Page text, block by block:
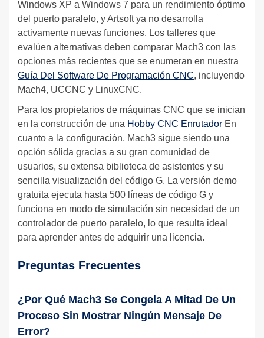
Windows XP a Windows 7 para un rendimiento óptimo
del puerto paralelo, y Artsoft ya no desarrolla
activamente nuevas funciones. Los talleres que
evalúen alternativas deben comparar Mach3 con las
opciones más recientes que se enumeran en nuestra
Guía Del Software De Programación CNC, incluyendo
Mach4, UCCNC y LinuxCNC.
Para los propietarios de máquinas CNC que se inician
en la construcción de una Hobby CNC Enrutador En
cuanto a la configuración, Mach3 sigue siendo una
opción sólida gracias a su gran comunidad de
usuarios, su extensa biblioteca de asistentes y su
sencilla visualización del código G. La versión demo
gratuita ejecuta hasta 500 líneas de código G y
funciona en modo de simulación sin necesidad de un
controlador de puerto paralelo, lo que resulta ideal
para aprender antes de adquirir una licencia.
Preguntas Frecuentes
¿Por Qué Mach3 Se Congela A Mitad De Un
Proceso Sin Mostrar Ningún Mensaje De
Error?